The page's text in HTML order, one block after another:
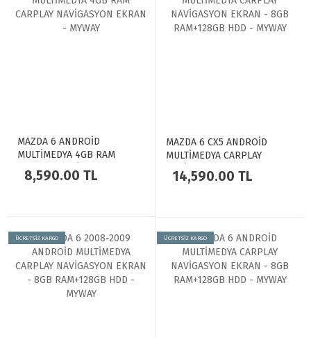
MAZDA 6 ANDROİD
MULTİMEDYA 4GB RAM
CARPLAY NAVİGASYON
EKRAN - MYWAY
8,590.00 TL
MAZDA 6 CX5 ANDROİD
MULTİMEDYA CARPLAY
NAVİGASYON EKRAN - 8GB
RAM+128GB HDD - MYWAY
14,590.00 TL
ÜCRETSİZ KARGO ÜCRETSİZ KARGO